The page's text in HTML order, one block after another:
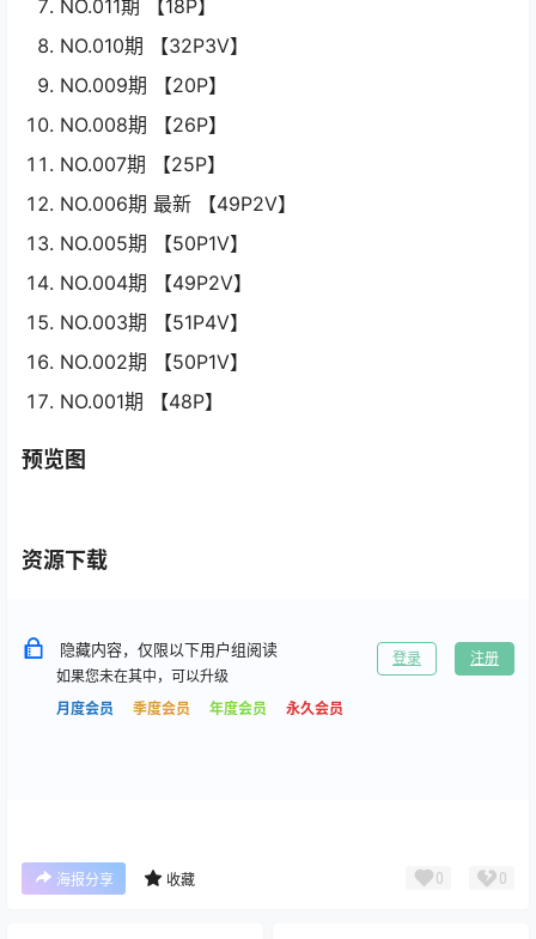
NO.011期 【18P】
NO.010期 【32P3V】
NO.009期 【20P】
NO.008期 【26P】
NO.007期 【25P】
NO.006期 最新 【49P2V】
NO.005期 【50P1V】
NO.004期 【49P2V】
NO.003期 【51P4V】
NO.002期 【50P1V】
NO.001期 【48P】
预览图
资源下载
隐藏内容，仅限以下用户组阅读
如果您未在其中，可以升级
月度会员
季度会员 年度会员 永久会员
登录 注册
海报分享 收藏 0 0